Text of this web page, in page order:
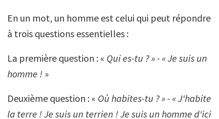
En un mot, un homme est celui qui peut répondre
à trois questions essentielles :
La première question : « Qui es-tu ? » - « Je suis un
homme ! »
Deuxième question : « Où habites-tu ? » - « J'habite
la terre ! Je suis un terrien ! Je suis un homme d'ici